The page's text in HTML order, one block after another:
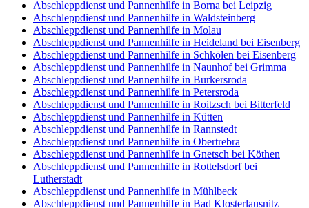
Abschleppdienst und Pannenhilfe in Borna bei Leipzig
Abschleppdienst und Pannenhilfe in Waldsteinberg
Abschleppdienst und Pannenhilfe in Molau
Abschleppdienst und Pannenhilfe in Heideland bei Eisenberg
Abschleppdienst und Pannenhilfe in Schkölen bei Eisenberg
Abschleppdienst und Pannenhilfe in Naunhof bei Grimma
Abschleppdienst und Pannenhilfe in Burkersroda
Abschleppdienst und Pannenhilfe in Petersroda
Abschleppdienst und Pannenhilfe in Roitzsch bei Bitterfeld
Abschleppdienst und Pannenhilfe in Kütten
Abschleppdienst und Pannenhilfe in Rannstedt
Abschleppdienst und Pannenhilfe in Obertrebra
Abschleppdienst und Pannenhilfe in Gnetsch bei Köthen
Abschleppdienst und Pannenhilfe in Rottelsdorf bei
Lutherstadt
Abschleppdienst und Pannenhilfe in Mühlbeck
Abschleppdienst und Pannenhilfe in Bad Klosterlausnitz